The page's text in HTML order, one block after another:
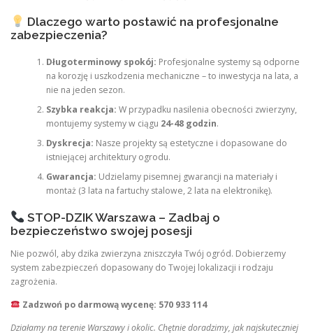
Dlaczego warto postawić na profesjonalne
zabezpieczenia?
Długoterminowy spokój: Profesjonalne systemy są odporne
na korozję i uszkodzenia mechaniczne – to inwestycja na lata, a
nie na jeden sezon.
Szybka reakcja: W przypadku nasilenia obecności zwierzyny,
montujemy systemy w ciągu 24-48 godzin.
Dyskrecja: Nasze projekty są estetyczne i dopasowane do
istniejącej architektury ogrodu.
Gwarancja: Udzielamy pisemnej gwarancji na materiały i
montaż (3 lata na fartuchy stalowe, 2 lata na elektronikę).
STOP-DZIK Warszawa – Zadbaj o
bezpieczeństwo swojej posesji
Nie pozwól, aby dzika zwierzyna zniszczyła Twój ogród. Dobierzemy
system zabezpieczeń dopasowany do Twojej lokalizacji i rodzaju
zagrożenia.
Zadzwoń po darmową wycenę: 570 933 114
Działamy na terenie Warszawy i okolic. Chętnie doradzimy, jak najskuteczniej